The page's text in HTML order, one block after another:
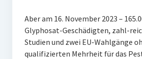
Aber am 16. November 2023 –
Glyphosat-Geschädigten, zahl-
Studien und zwei EU-Wahlgänge
qualifizierten Mehrheit für das